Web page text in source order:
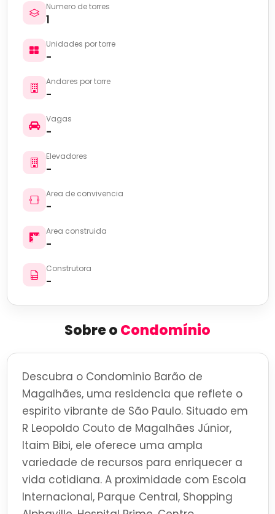
Numero de torres
1
Unidades por torre
-
Andares por torre
-
Vagas
-
Elevadores
-
Area de convivencia
-
Area construida
-
Construtora
-
Sobre oCondomínio
Descubra o Condominio Barão de
Magalhães, uma residencia que reflete o
espirito vibrante de São Paulo. Situado em
R Leopoldo Couto de Magalhães Júnior,
Itaim Bibi, ele oferece uma ampla
variedade de recursos para enriquecer a
vida cotidiana. A proximidade com Escola
Internacional, Parque Central, Shopping